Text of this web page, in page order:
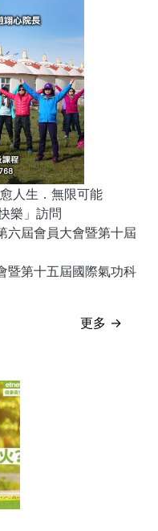
人生．無限可能
樂」訪問
六屆會員大會暨第十屆
暨第十五屆國際氣功科
更多 →